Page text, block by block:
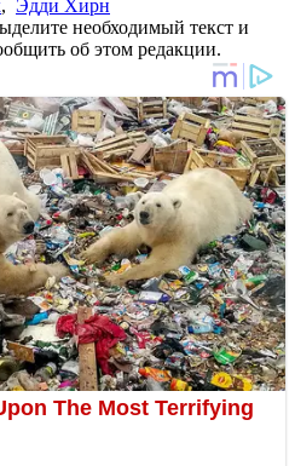
, Эдди Хирн
необходимый текст и
об этом редакции.